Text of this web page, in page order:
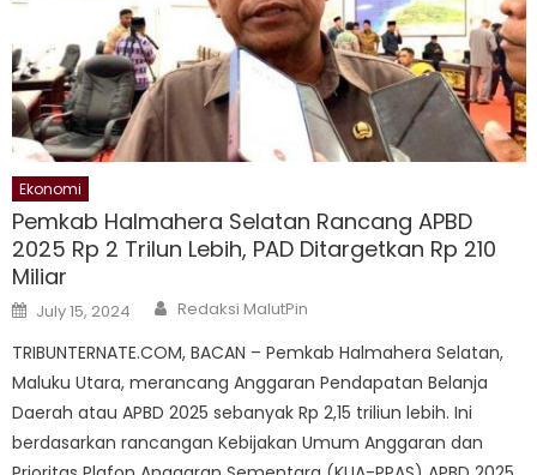
Ekonomi
Pemkab Halmahera Selatan Rancang APBD
2025 Rp 2 Trilun Lebih, PAD Ditargetkan Rp 210
Miliar
Posted
on
July 15, 2024 Author
Redaksi MalutPin
TRIBUNTERNATE.COM, BACAN – Pemkab Halmahera Selatan,
Maluku Utara, merancang Anggaran Pendapatan Belanja
Daerah atau APBD 2025 sebanyak Rp 2,15 triliun lebih. Ini
berdasarkan rancangan Kebijakan Umum Anggaran dan